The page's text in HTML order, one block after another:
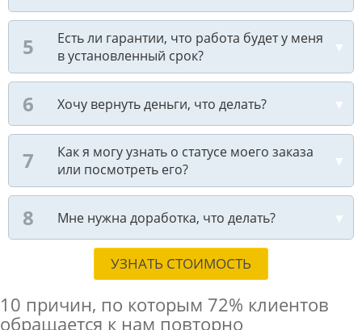
Есть ли гарантии, что работа будет у меня
в установленный срок?
Хочу вернуть деньги, что делать?
Как я могу узнать о статусе моего заказа
или посмотреть его?
Мне нужна доработка, что делать?
УЗНАТЬ СТОИМОСТЬ
10 причин, по которым 72% клиентов
обращается к нам повторно